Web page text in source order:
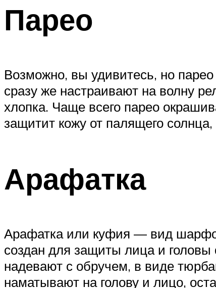
Парео
Возможно, вы удивитесь, но
сразу же настраивают на волну
хлопка. Чаще всего парео
защитит кожу от палящего
Арафатка
Арафатка или куфия — вид
создан для защиты лица и головы
надевают с обручем, в виде
наматывают на голову и лицо,